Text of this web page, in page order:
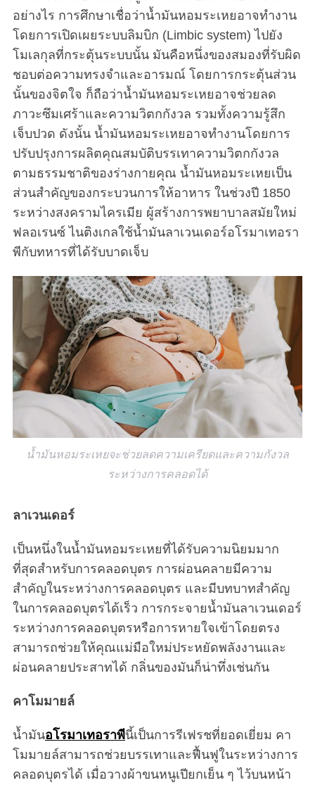
อย่างไร การศึกษาเชื่อว่าน้ำมันหอมระเหยอาจทำงาน
โดยการเปิดเผยระบบลิมบิก (Limbic system) ไปยัง
โมเลกุลที่กระตุ้นระบบนั้น มันคือหนึ่งของสมองที่รับผิด
ชอบต่อความทรงจำและอารมณ์ โดยการกระตุ้นส่วน
นั้นของจิตใจ ก็ถือว่าน้ำมันหอมระเหยอาจช่วยลด
ภาวะซึมเศร้าและความวิตกกังวล รวมทั้งความรู้สึก
เจ็บปวด ดังนั้น น้ำมันหอมระเหยอาจทำงานโดยการ
ปรับปรุงการผลิตคุณสมบัติบรรเทาความวิตกกังวล
ตามธรรมชาติของร่างกายคุณ น้ำมันหอมระเหยเป็น
ส่วนสำคัญของกระบวนการให้อาหาร ในช่วงปี 1850
ระหว่างสงครามไครเมีย ผู้สร้างการพยาบาลสมัยใหม่
ฟลอเรนซ์ ไนติงเกลใช้น้ำมันลาเวนเดอร์อโรมาเทอรา
พีกับทหารที่ได้รับบาดเจ็บ
น้ำมันหอมระเหยจะช่วยลดความเครียดและความกังวล
ระหว่างการคลอดได้
ลาเวนเดอร์
เป็นหนึ่งในน้ำมันหอมระเหยที่ได้รับความนิยมมาก
ที่สุดสำหรับการคลอดบุตร การผ่อนคลายมีความ
สำคัญในระหว่างการคลอดบุตร และมีบทบาทสำคัญ
ในการคลอดบุตรได้เร็ว การกระจายน้ำมันลาเวนเดอร์
ระหว่างการคลอดบุตรหรือการหายใจเข้าโดยตรง
สามารถช่วยให้คุณแม่มือใหม่ประหยัดพลังงานและ
ผ่อนคลายประสาทได้ กลิ่นของมันก็น่าทึ่งเช่นกัน
คาโมมายล์
น้ำมันอโรมาเทอราพีนี้เป็นการรีเฟรชที่ยอดเยี่ยม คา
โมมายล์สามารถช่วยบรรเทาและฟื้นฟูในระหว่างการ
คลอดบุตรได้ เมื่อวางผ้าขนหนูเปียกเย็น ๆ ไว้บนหน้า